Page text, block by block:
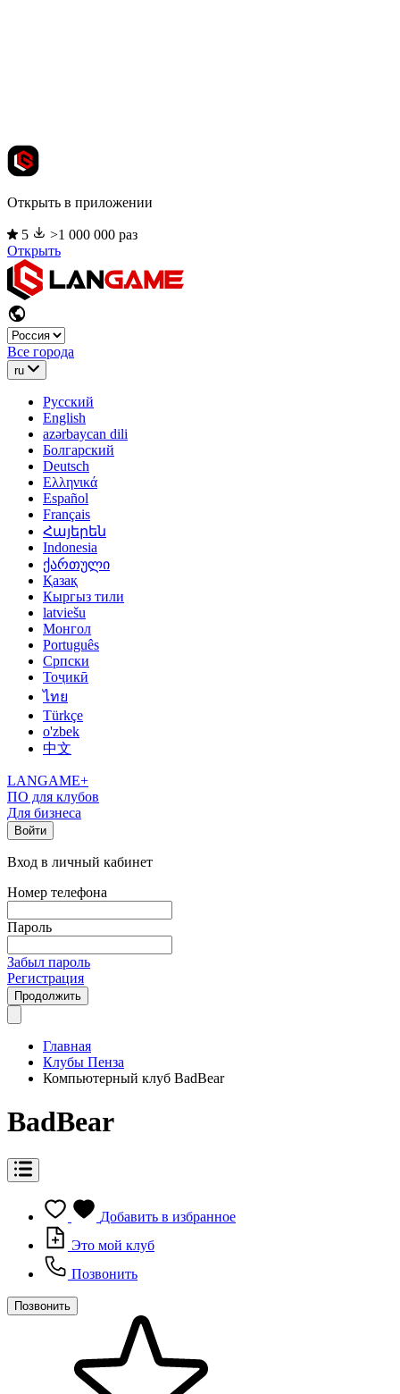
Открыть в приложении
5
>1 000 000 раз
Открыть
Все города
ru
Русский
English
azərbaycan dili
Болгарский
Deutsch
Ελληνικά
Español
Français
Հայերեն
Indonesia
ქართული
Қазақ
Кыргыз тили
latviešu
Монгол
Português
Српски
Тоҷикӣ
ไทย
Türkçe
o'zbek
中文
LANGAME+
ПО для клубов
Для бизнеса
Войти
Вход в личный кабинет
Номер телефона
Пароль
Забыл пароль
Регистрация
Продолжить
Главная
Клубы Пенза
Компьютерный клуб BadBear
BadBear
Добавить в избранное
Это мой клуб
Позвонить
Позвонить